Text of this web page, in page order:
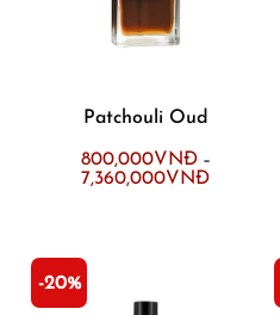
Patchouli Oud
800,000VNĐ–
7,360,000VNĐ
-20%